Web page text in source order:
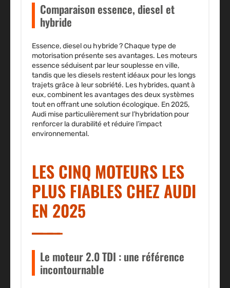
Comparaison essence, diesel et
hybride
Essence, diesel ou hybride ? Chaque type de
motorisation présente ses avantages. Les moteurs
essence séduisent par leur souplesse en ville,
tandis que les diesels restent idéaux pour les longs
trajets grâce à leur sobriété. Les hybrides, quant à
eux, combinent les avantages des deux systèmes
tout en offrant une solution écologique. En 2025,
Audi mise particulièrement sur l’hybridation pour
renforcer la durabilité et réduire l’impact
environnemental.
LES CINQ MOTEURS LES
PLUS FIABLES CHEZ AUDI
EN 2025
Le moteur 2.0 TDI : une référence
incontournable